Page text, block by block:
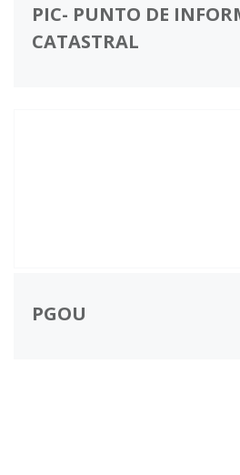
PIC- PUNTO DE
CATASTRAL
PGOU